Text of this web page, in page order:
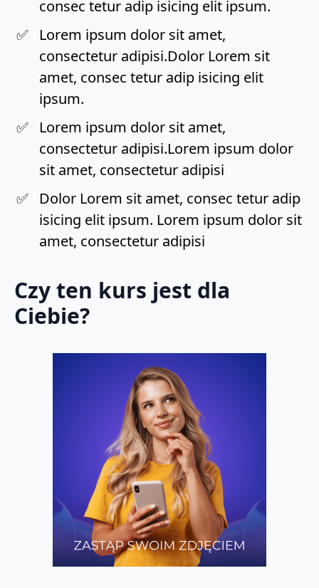
consec tetur adip isicing elit ipsum.
Lorem ipsum dolor sit amet,
consectetur adipisi.Dolor Lorem sit
amet, consec tetur adip isicing elit
ipsum.
Lorem ipsum dolor sit amet,
consectetur adipisi.Lorem ipsum dolor
sit amet, consectetur adipisi
Dolor Lorem sit amet, consec tetur adip
isicing elit ipsum. Lorem ipsum dolor sit
amet, consectetur adipisi
Czy ten kurs jest dla
Ciebie?